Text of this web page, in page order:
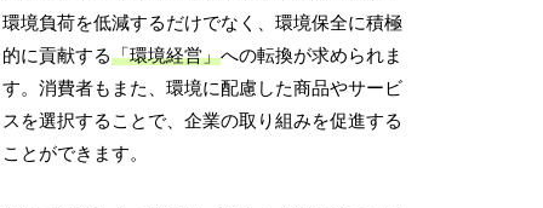
環境負荷を低減するだけでなく、環境保全に積極
的に貢献する「環境経営」への転換が求められま
す。消費者もまた、環境に配慮した商品やサービ
スを選択することで、企業の取り組みを促進する
ことができます。